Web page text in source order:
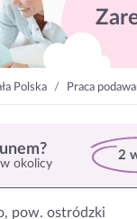
Polska Praca
w okolicy
2